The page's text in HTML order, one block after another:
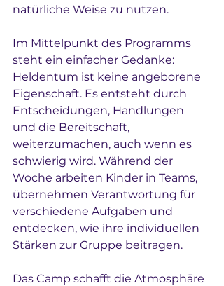
natürliche Weise zu nutzen.
Im Mittelpunkt des Programms
steht ein einfacher Gedanke:
Heldentum ist keine angeborene
Eigenschaft. Es entsteht durch
Entscheidungen, Handlungen
und die Bereitschaft,
weiterzumachen, auch wenn es
schwierig wird. Während der
Woche arbeiten Kinder in Teams,
übernehmen Verantwortung für
verschiedene Aufgaben und
entdecken, wie ihre individuellen
Stärken zur Gruppe beitragen.
Das Camp schafft die Atmosphäre